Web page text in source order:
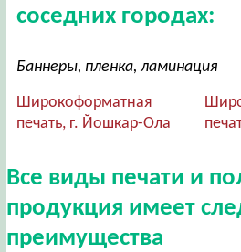
соседних городах:
Баннеры, пленка, ламинация
Широкоформатная
печать, г. Йошкар-Ола
Все виды печати и
продукция имеет
преимущества